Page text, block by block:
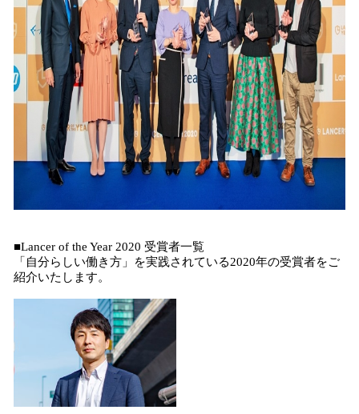
■Lancer of the Year 2020 受賞者一覧
「自分らしい働き方」を実践されている2020年の受賞者をご
紹介いたします。